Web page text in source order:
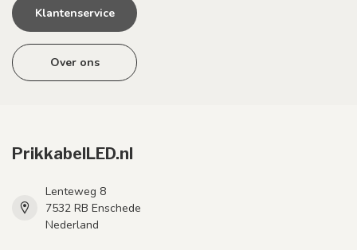
Klantenservice
Over ons
PrikkabelLED.nl
Lenteweg 8
7532 RB Enschede
Nederland